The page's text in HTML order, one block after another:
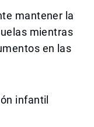
mantener la
mientras
en las
infantil